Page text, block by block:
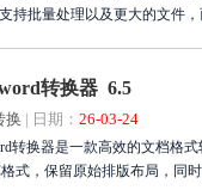
持批量处理以及更大的文件
转换器 6.5
换 | 日期： 26-03-24
转换器是一款高效的文档格
式，保留原始排版布局，同